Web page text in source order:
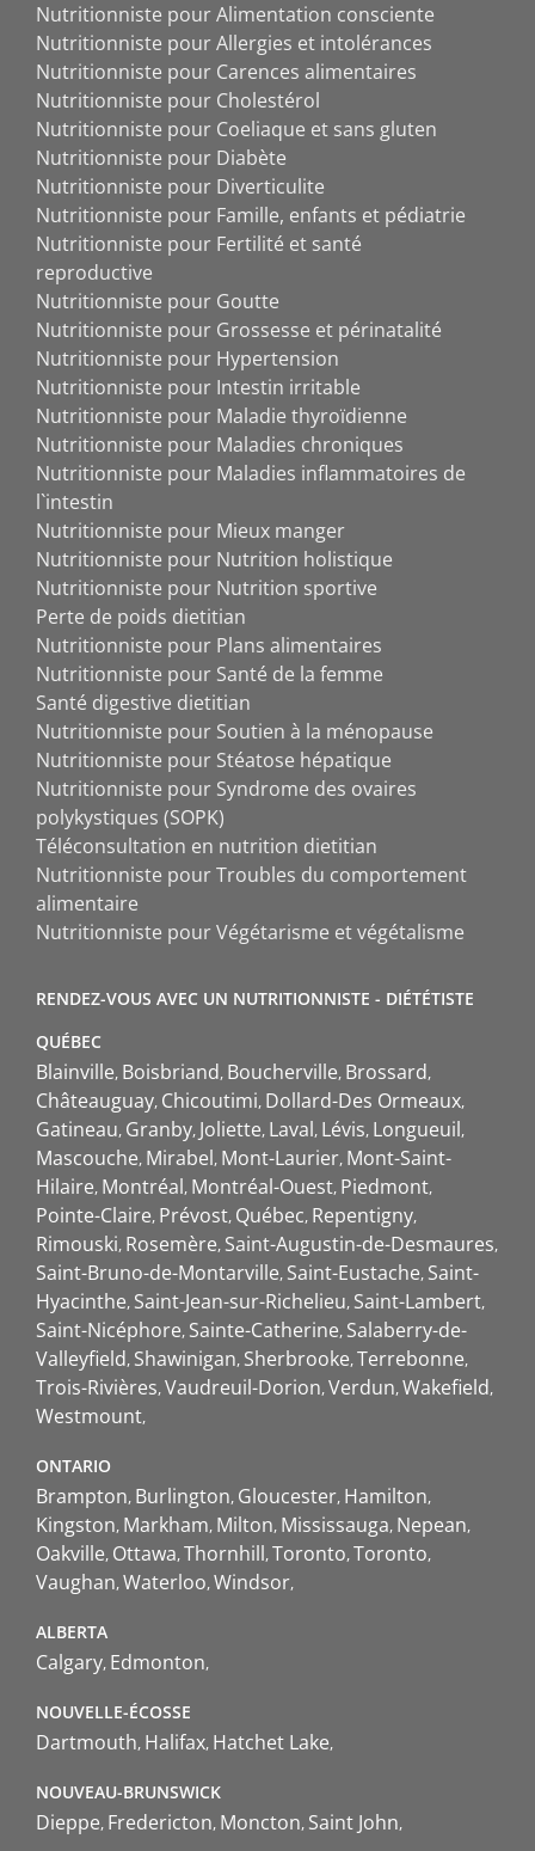
Nutritionniste pour Alimentation consciente
Nutritionniste pour Allergies et intolérances
Nutritionniste pour Carences alimentaires
Nutritionniste pour Cholestérol
Nutritionniste pour Coeliaque et sans gluten
Nutritionniste pour Diabète
Nutritionniste pour Diverticulite
Nutritionniste pour Famille, enfants et pédiatrie
Nutritionniste pour Fertilité et santé
reproductive
Nutritionniste pour Goutte
Nutritionniste pour Grossesse et périnatalité
Nutritionniste pour Hypertension
Nutritionniste pour Intestin irritable
Nutritionniste pour Maladie thyroïdienne
Nutritionniste pour Maladies chroniques
Nutritionniste pour Maladies inflammatoires de
l`intestin
Nutritionniste pour Mieux manger
Nutritionniste pour Nutrition holistique
Nutritionniste pour Nutrition sportive
Perte de poids dietitian
Nutritionniste pour Plans alimentaires
Nutritionniste pour Santé de la femme
Santé digestive dietitian
Nutritionniste pour Soutien à la ménopause
Nutritionniste pour Stéatose hépatique
Nutritionniste pour Syndrome des ovaires
polykystiques (SOPK)
Téléconsultation en nutrition dietitian
Nutritionniste pour Troubles du comportement
alimentaire
Nutritionniste pour Végétarisme et végétalisme
RENDEZ-VOUS AVEC UN NUTRITIONNISTE - DIÉTÉTISTE
QUÉBEC
Blainville Boisbriand Boucherville Brossard
Châteauguay Chicoutimi Dollard-Des Ormeaux
Gatineau Granby Joliette Laval Lévis Longueuil
Mascouche Mirabel Mont-Laurier Mont-Saint-
Hilaire Montréal Montréal-Ouest Piedmont
Pointe-Claire Prévost Québec Repentigny
Rimouski Rosemère Saint-Augustin-de-Desmaures
Saint-Bruno-de-Montarville Saint-Eustache Saint-
Hyacinthe Saint-Jean-sur-Richelieu Saint-Lambert
Saint-Nicéphore Sainte-Catherine Salaberry-de-
Valleyfield Shawinigan Sherbrooke Terrebonne
Trois-Rivières Vaudreuil-Dorion Verdun Wakefield
Westmount
ONTARIO
Brampton Burlington Gloucester Hamilton
Kingston Markham Milton Mississauga Nepean
Oakville Ottawa Thornhill Toronto Toronto
Vaughan Waterloo Windsor
ALBERTA
Calgary Edmonton
NOUVELLE-ÉCOSSE
Dartmouth Halifax Hatchet Lake
NOUVEAU-BRUNSWICK
Dieppe Fredericton Moncton Saint John